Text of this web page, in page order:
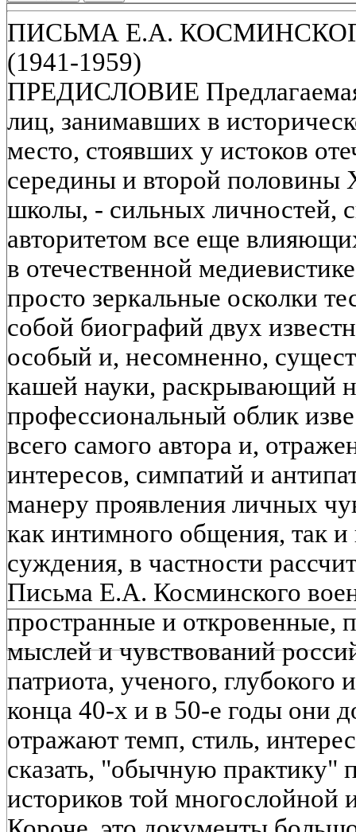
ПИСЬМА Е.А.
(1941-1959)
ПРЕДИСЛОВИЕ Предлагаемая
лиц, занимавших в
место, стоявших у истоков
середины и второй половины
школы, - сильных личностей,
авторитетом все еще
в отечественной
просто зеркальные осколки
собой биографий двух
особый и, несомненно,
кашей науки, раскрывающий
профессиональный облик
всего самого автора и,
интересов, симпатий и
манеру проявления личных
как интимного общения, так
суждения, в частности
Письма Е.А. Косминского
пространные и откровенные,
мыслей и чувствований
патриота, ученого, глубокого
конца 40-х и в 50-е годы они
отражают темп, стиль,
сказать, "обычную практику"
историков той многослойной